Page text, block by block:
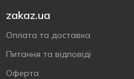
zakaz.ua
Оплата та доставка
Питання та відповіді
Оферта